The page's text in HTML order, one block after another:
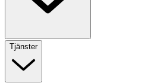
Tjänster